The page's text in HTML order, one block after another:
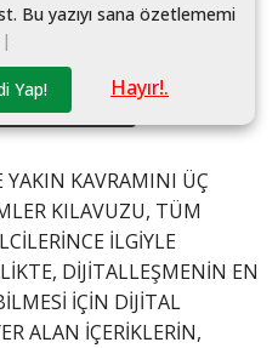
TRANSITION
t. Bu yazıyı sana özetlememi
|
Yap! Hayır!.
YAKIN KAVRAMINI ÜÇ
KILAVUZU, TÜM
İLGİYLE
DİJİTALLEŞMENİN EN
İÇİN DİJİTAL
ALAN İÇERİKLERİN,